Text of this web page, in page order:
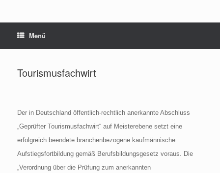
Menü
Tourismusfachwirt
Der in Deutschland öffentlich-rechtlich anerkannte Abschluss
„Geprüfter Tourismusfachwirt“ auf Meisterebene setzt eine
erfolgreich beendete branchenbezogene kaufmännische
Aufstiegsfortbildung gemäß Berufsbildungsgesetz voraus. Die
„Verordnung über die Prüfung zum anerkannten